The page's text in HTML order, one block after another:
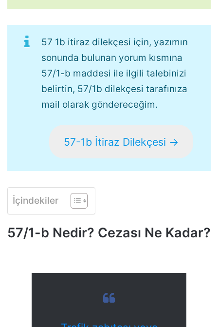
57 1b itiraz dilekçesi için, yazımın
sonunda bulunan yorum kısmına
57/1-b maddesi ile ilgili talebinizi
belirtin, 57/1b dilekçesi tarafınıza
mail olarak göndereceğim.
57-1b İtiraz Dilekçesi →
İçindekiler
57/1-b Nedir? Cezası Ne Kadar?